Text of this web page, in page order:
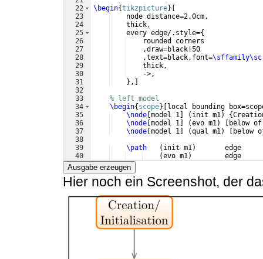
22
23
24
25
26
27
28
29
30
31
32
33
34
35
36
37
38
39
40
41
\begin{tikzpicture}
    node distance=2.0cm,
    thick,
    every edge/.style=
{
    rounded corners
    ,draw=black!50
    ,text=black,font=
    thick,
    ->,
} ,
% left model
\begin{ scope}
local bounding
\node model 1 ( init m1) {
\node model 1 (evo m1)
below
\node model 1 (qual m1)
below
\path
( init m1)
(evo m1)
Ausgabe erzeugen
Hier noch ein Screenshot, der